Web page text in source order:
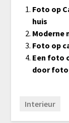
Foto op
huis
Moderne
Foto op
Een foto
door
Interieur